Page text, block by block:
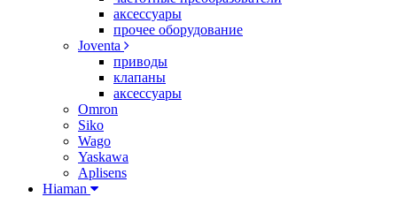
аксессуары
прочее оборудование
Joventa
приводы
клапаны
аксессуары
Omron
Siko
Wago
Yaskawa
Aplisens
Hiaman